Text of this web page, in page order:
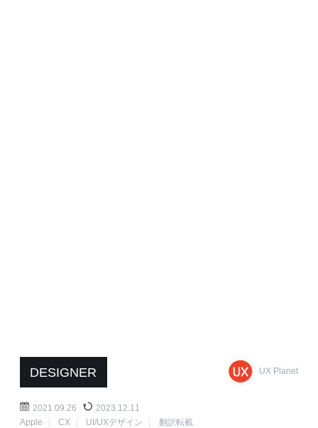
DESIGNER UX Planet
2021.09.26
2023.12.11
Apple
CX UI/UXデザイン 翻訳転載